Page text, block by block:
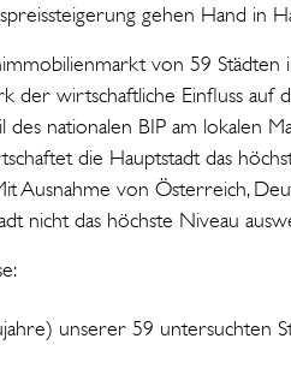
gehen Hand in
von 59 Städten
der wirtschaftliche Einfluss auf
nationalen BIP am lokalen
die Hauptstadt das
von Österreich,
nicht das höchste Niveau
unserer 59 untersuchten